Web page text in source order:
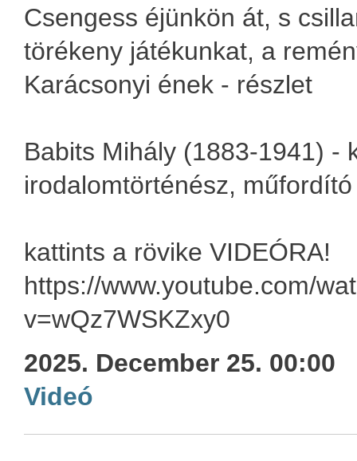
Csengess éjünkön át, s
törékeny játékunkat, a
Karácsonyi ének - részlet
Babits Mihály (1883-1941) -
irodalomtörténész, műfordító
kattints a rövike VIDEÓRA!
https://www.youtube.com/
v=wQz7WSKZxy0
2025. December 25. 00:00
Videó